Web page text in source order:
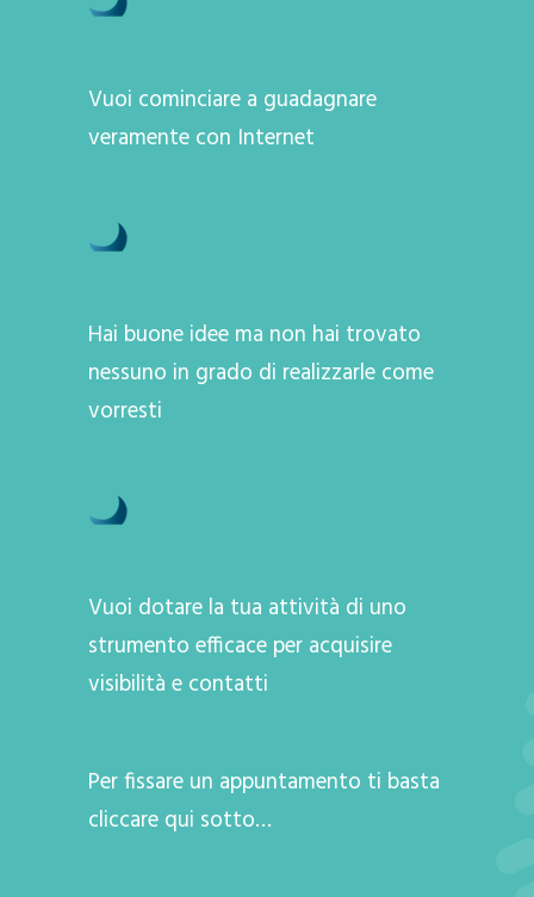
Vuoi cominciare a guadagnare
veramente con Internet
Hai buone idee ma non hai trovato
nessuno in grado di realizzarle come
vorresti
Vuoi dotare la tua attività di uno
strumento efficace per acquisire
visibilità e contatti
Per fissare un appuntamento ti basta
cliccare qui sotto…